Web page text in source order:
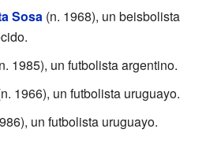
Sosa (n. 1968), un beisbolista
1985), un futbolista argentino.
1966), un futbolista uruguayo.
un futbolista uruguayo.